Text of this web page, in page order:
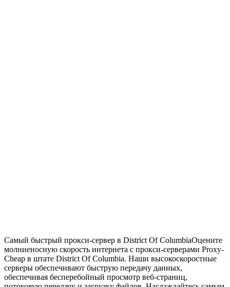
Самый быстрый прокси-сервер в District Of ColumbiaОцените
молниеносную скорость интернета с прокси-серверами Proxy-
Cheap в штате District Of Columbia. Наши высокоскоростные
серверы обеспечивают быструю передачу данных,
обеспечивая бесперебойный просмотр веб-страниц,